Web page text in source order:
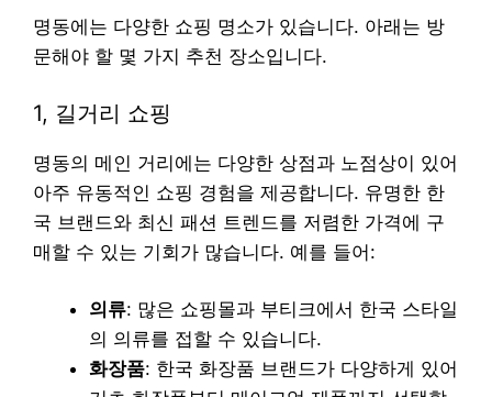
명동에는 다양한 쇼핑 명소가 있습니다. 아래는 방
문해야 할 몇 가지 추천 장소입니다.
1, 길거리 쇼핑
명동의 메인 거리에는 다양한 상점과 노점상이 있어
아주 유동적인 쇼핑 경험을 제공합니다. 유명한 한
국 브랜드와 최신 패션 트렌드를 저렴한 가격에 구
매할 수 있는 기회가 많습니다. 예를 들어:
의류: 많은 쇼핑몰과 부티크에서 한국 스타일
의 의류를 접할 수 있습니다.
화장품: 한국 화장품 브랜드가 다양하게 있어